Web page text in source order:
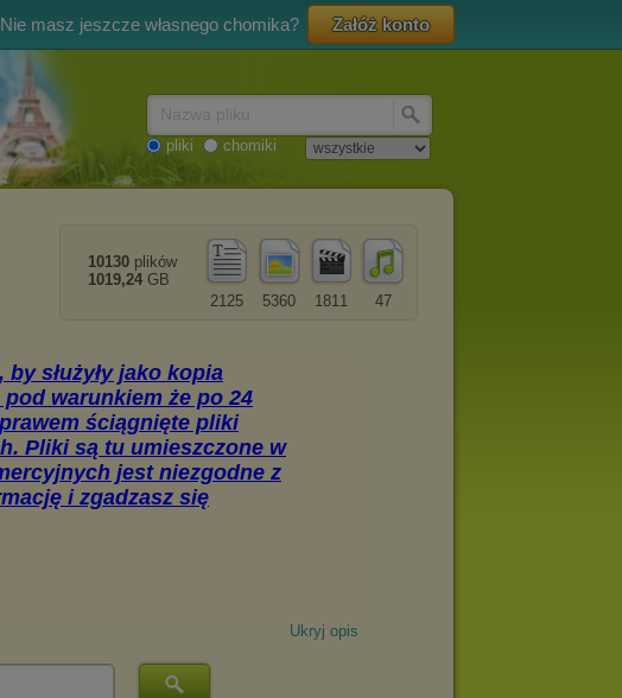
Nie masz jeszcze własnego chomika? Załóż konto
pliki chomiki
47
1811
5360
2125
10130 plików
1019,24 GB
Ukryj opis